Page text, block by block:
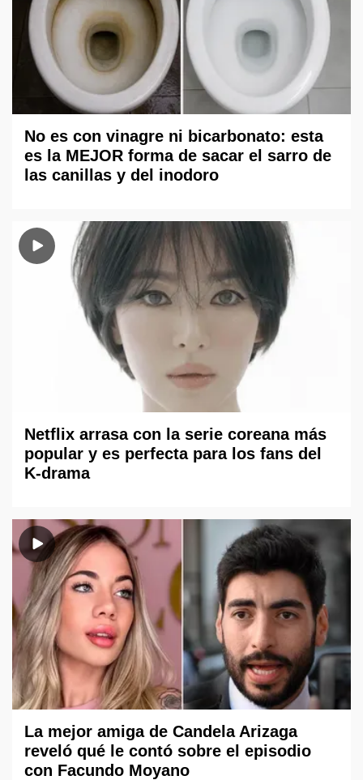
No es con vinagre ni bicarbonato: esta
es la MEJOR forma de sacar el sarro de
las canillas y del inodoro
Netflix arrasa con la serie coreana más
popular y es perfecta para los fans del
K-drama
La mejor amiga de Candela Arizaga
reveló qué le contó sobre el episodio
con Facundo Moyano